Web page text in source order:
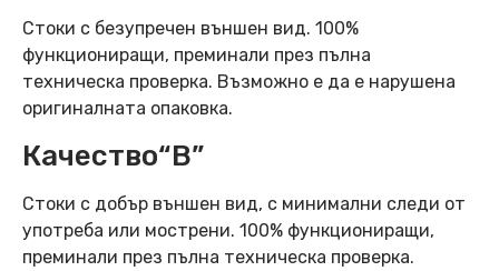
Стоки с безупречен външен вид. 100%
функциониращи, преминали през пълна
техническа проверка. Възможно е да е нарушена
оригиналната опаковка.
Качество“B”
Стоки с добър външен вид, с минимални следи от
употреба или мострени. 100% функциониращи,
преминали през пълна техническа проверка.